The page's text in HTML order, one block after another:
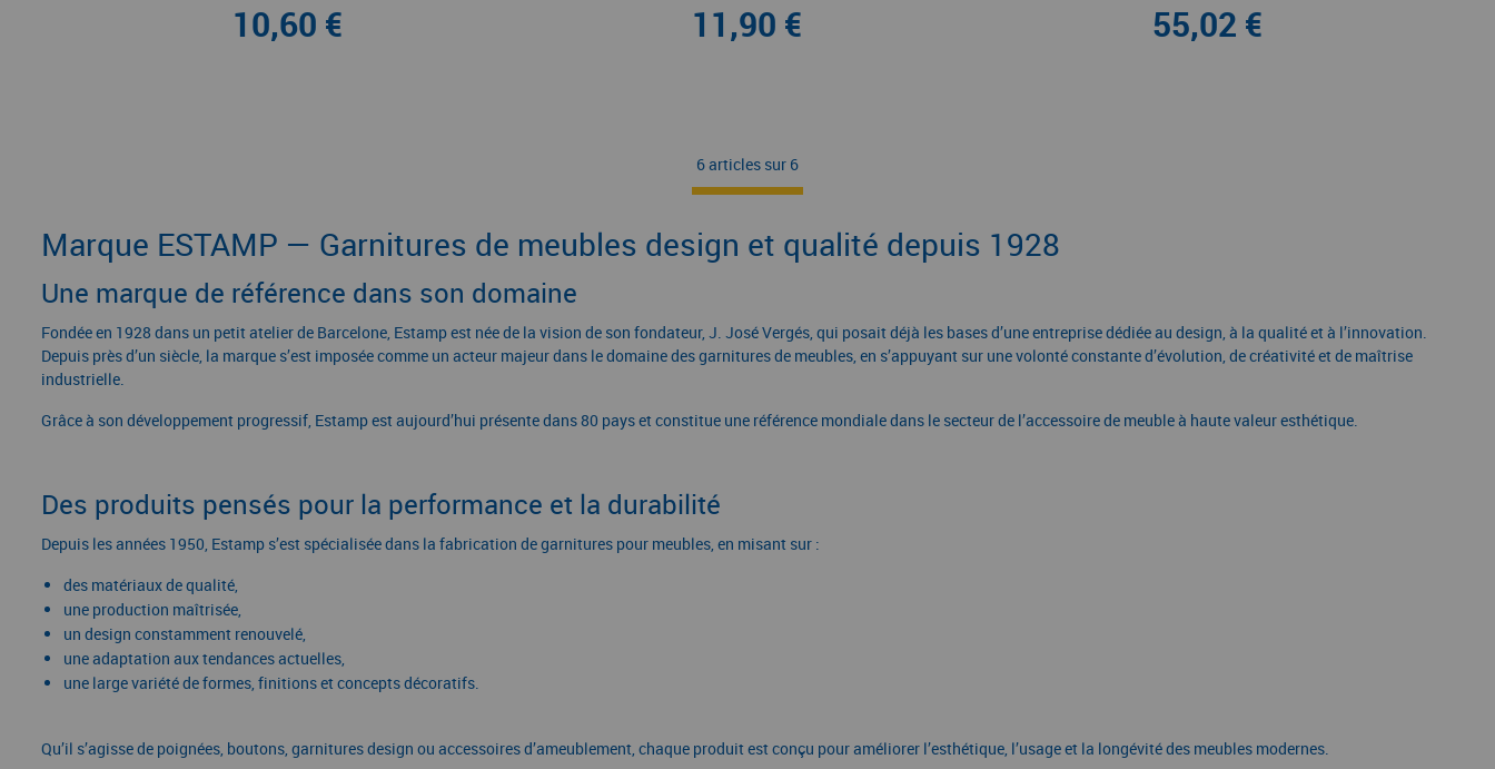
10,60 € 11,90 € 55,02 €
6 articles sur 6
Marque ESTAMP — Garnitures de meubles design et qualité depuis 1928
Une marque de référence dans son domaine
Fondée en 1928 dans un petit atelier de Barcelone, Estamp est née de la vision de son fondateur, J. José Vergés, qui posait déjà les bases d’une entreprise dédiée au design, à la qualité et à l’innovation.
Depuis près d’un siècle, la marque s’est imposée comme un acteur majeur dans le domaine des garnitures de meubles, en s’appuyant sur une volonté constante d’évolution, de créativité et de maîtrise
industrielle.
Grâce à son développement progressif, Estamp est aujourd’hui présente dans 80 pays et constitue une référence mondiale dans le secteur de l’accessoire de meuble à haute valeur esthétique.
Des produits pensés pour la performance et la durabilité
Depuis les années 1950, Estamp s’est spécialisée dans la fabrication de garnitures pour meubles, en misant sur :
des matériaux de qualité,
une production maîtrisée,
un design constamment renouvelé,
une adaptation aux tendances actuelles,
une large variété de formes, finitions et concepts décoratifs.
Qu’il s’agisse de poignées, boutons, garnitures design ou accessoires d’ameublement, chaque produit est conçu pour améliorer l’esthétique, l’usage et la longévité des meubles modernes.